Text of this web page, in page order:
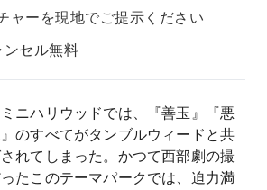
ャーを現地でご提示ください
ンセル無料
ニハリウッドでは、『善玉』『悪
のすべてがタンブルウィードと共
れてしまった。かつて西部劇の撮
たこのテーマパークでは、迫力満